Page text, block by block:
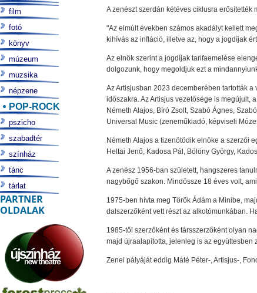
A zenészt szerdán kétéves ciklusra
"Az elmúlt években számos akadályt kellett
kihívás az infláció, illetve az, hogy a jogdíjak
Az elnök szerint a jogdíjak tarifaemelése
dolgozunk, hogy megoldjuk ezt a
Az Artisjusban 2023 decemberében tartották
időszakra. Az Artisjus vezetősége is megújult,
Németh Alajos, Bíró Zsolt, Szabó Ágnes,
Universal Music (zeneműkiadó, képviseli
Németh Alajos a tizenötödik elnöke a szerzői
Heltai Jenő, Kadosa Pál, Bölöny György,
A zenész 1956-ban született, hangszeres
nagybőgő szakon. Mindössze 18 éves volt,
1975-ben hívta meg Török Ádám a Minibe,
dalszerzőként vett részt az alkotómunkában.
1985-től szerzőként és társszerzőként olyan
majd újraalapította, jelenleg is az
Zenei pályáját eddig Máté Péter-, Artisjus-,
film
fotó
könyv
múzeum
muzsika
népzene
POP-ROCK
pszicho
szabadtér
színház
tánc
tárlat
PARTNER
OLDALAK